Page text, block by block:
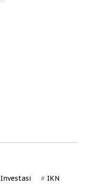
Investasi IKN